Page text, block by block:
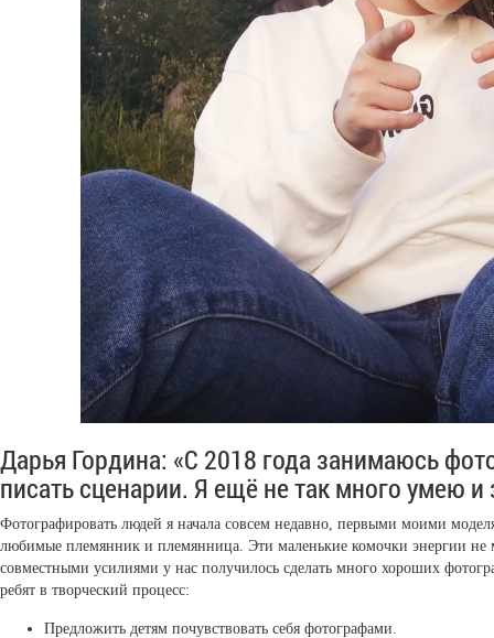
Дарья Гордина: «С 2018 года занимаюсь
писать сценарии. Я ещё не так много умею и
Фотографировать людей я начала совсем недавно, первыми моими
любимые племянник и племянница. Эти маленькие комочки энергии не
совместными усилиями у нас получилось сделать много хороших
ребят в творческий процесс:
Предложить детям почувствовать себя фотографами.